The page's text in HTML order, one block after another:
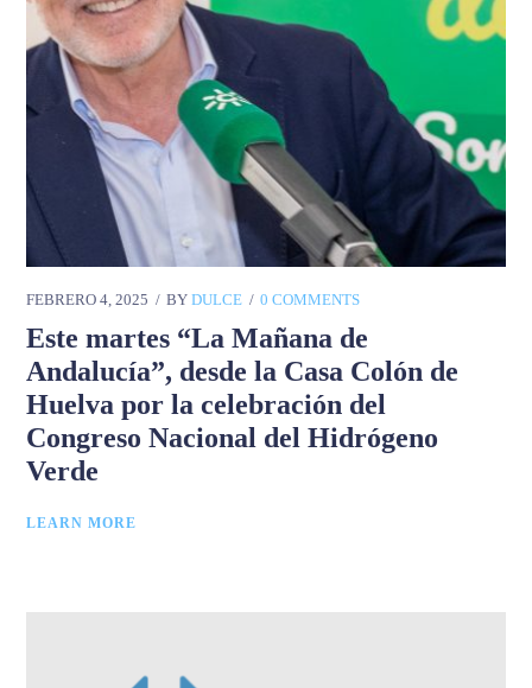
FEBRERO 4, 2025 BYDULCE 0 COMMENTS
Este martes “La Mañana de
Andalucía”, desde la Casa Colón de
Huelva por la celebración del
Congreso Nacional del Hidrógeno
Verde
LEARN MORE